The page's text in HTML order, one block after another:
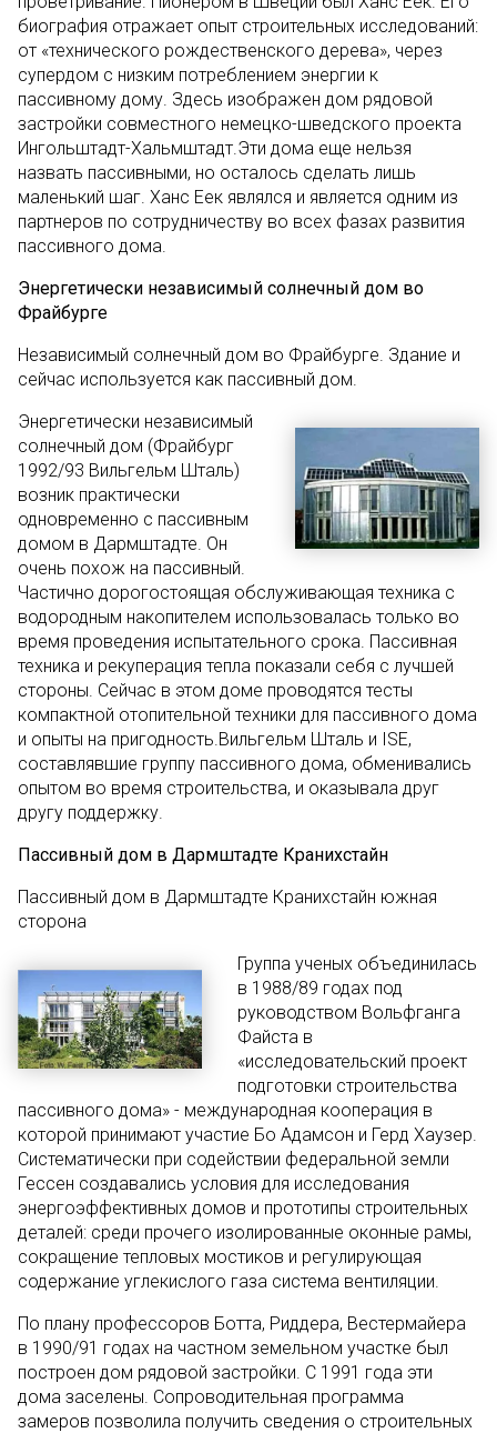
биография отражает опыт строительных исследований:
от «технического рождественского дерева», через
супердом с низким потреблением энергии к
пассивному дому. Здесь изображен дом рядовой
застройки совместного немецко-шведского проекта
Ингольштадт-Хальмштадт.Эти дома еще нельзя
назвать пассивными, но осталось сделать лишь
маленький шаг. Ханс Еек являлся и является одним из
партнеров по сотрудничеству во всех фазах развития
пассивного дома.
Энергетически независимый солнечный дом во
Фрайбурге
Независимый солнечный дом во Фрайбурге. Здание и
сейчас используется как пассивный дом.
Энергетически независимый
солнечный дом (Фрайбург
1992/93 Вильгельм Шталь)
возник практически
одновременно с пассивным
домом в Дармштадте. Он
очень похож на пассивный.
Частично дорогостоящая обслуживающая техника с
водородным накопителем использовалась только во
время проведения испытательного срока. Пассивная
техника и рекуперация тепла показали себя с лучшей
стороны. Сейчас в этом доме проводятся тесты
компактной отопительной техники для пассивного дома
и опыты на пригодность.Вильгельм Шталь и ISE,
составлявшие группу пассивного дома, обменивались
опытом во время строительства, и оказывала друг
другу поддержку.
Пассивный дом в Дармштадте Кранихстайн
Пассивный дом в Дармштадте Кранихстайн южная
сторона
Группа ученых объединилась
в 1988/89 годах под
руководством Вольфганга
Файста в
«исследовательский проект
подготовки строительства
пассивного дома» - международная кооперация в
которой принимают участие Бо Адамсон и Герд Хаузер.
Систематически при содействии федеральной земли
Гессен создавались условия для исследования
энергоэффективных домов и прототипы строительных
деталей: среди прочего изолированные оконные рамы,
сокращение тепловых мостиков и регулирующая
содержание углекислого газа система вентиляции.
По плану профессоров Ботта, Риддера, Вестермайера
в 1990/91 годах на частном земельном участке был
построен дом рядовой застройки. С 1991 года эти
дома заселены. Сопроводительная программа
замеров позволила получить сведения о строительных